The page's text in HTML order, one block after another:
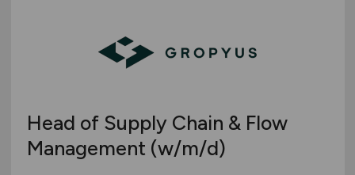
Head of Supply Chain & Flow
Management (w/m/d)